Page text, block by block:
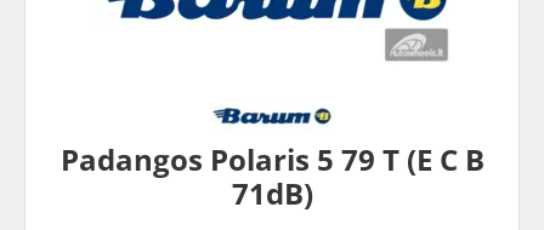
Padangos Polaris 5 79 T (E C B
71dB)